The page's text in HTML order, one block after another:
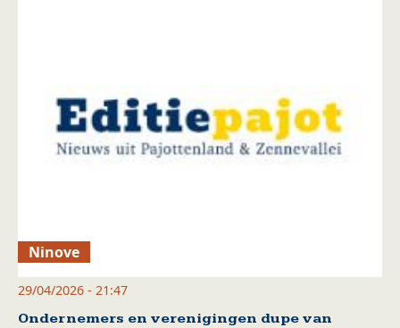
Ninove
29/04/2026 - 21:47
Ondernemers en verenigingen dupe van